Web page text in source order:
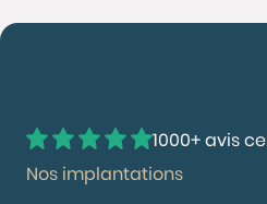
1000+ avis
Nos implantations